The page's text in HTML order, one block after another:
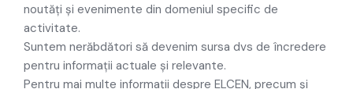
noutăți și evenimente din domeniul specific de
activitate.
Suntem nerăbdători să devenim sursa dvs de încredere
pentru informații actuale și relevante.
Pentru mai multe informații despre ELCEN, precum și